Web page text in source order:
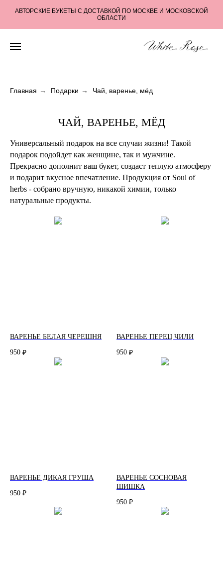
АВТОРСКИЕ БУКЕТЫ С ДОСТАВКОЙ ПО МОСКВЕ И МОСКОВСКОЙ
ОБЛАСТИ
Главная → Подарки → Чай, варенье, мёд
ЧАЙ, ВАРЕНЬЕ, МЁД
Универсальный подарок на все случаи жизни! Такой
подарок подойдет как женщине, так и мужчине.
Прекрасно дополнит ваш букет, создаст теплую атмосферу
и подарит вкусное впечатление. Продукция от Soul of
herbs - собрано вручную, никакой химии, только
натуральные продукты.
ВАРЕНЬЕ БЕЛАЯ ЧЕРЕШНЯ
950 ₽
ВАРЕНЬЕ ПЕРЕЦ ЧИЛИ
950 ₽
ВАРЕНЬЕ ДИКАЯ ГРУША
950 ₽
ВАРЕНЬЕ СОСНОВАЯ
ШИШКА
950 ₽